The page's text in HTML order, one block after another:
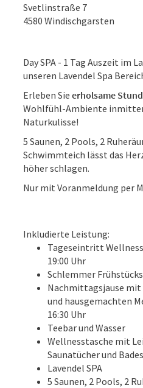
Svetlinstraße 7
4580 Windischgarsten
Day SPA - 1 Tag Auszeit im
unseren Lavendel Spa
Erleben Sie erholsame
Wohlfühl-Ambiente
Naturkulisse!
5 Saunen, 2 Pools, 2
Schwimmteich lässt das
höher schlagen.
Nur mit Voranmeldung per
Inkludierte Leistung:
Tageseintritt
19:00 Uhr
Schlemmer
Nachmittagsjause mit
und hausgemachten
16:30 Uhr
Teebar und Wasser
Wellnesstasche mit
Saunatücher und
Lavendel SPA
5 Saunen, 2 Pools, 2